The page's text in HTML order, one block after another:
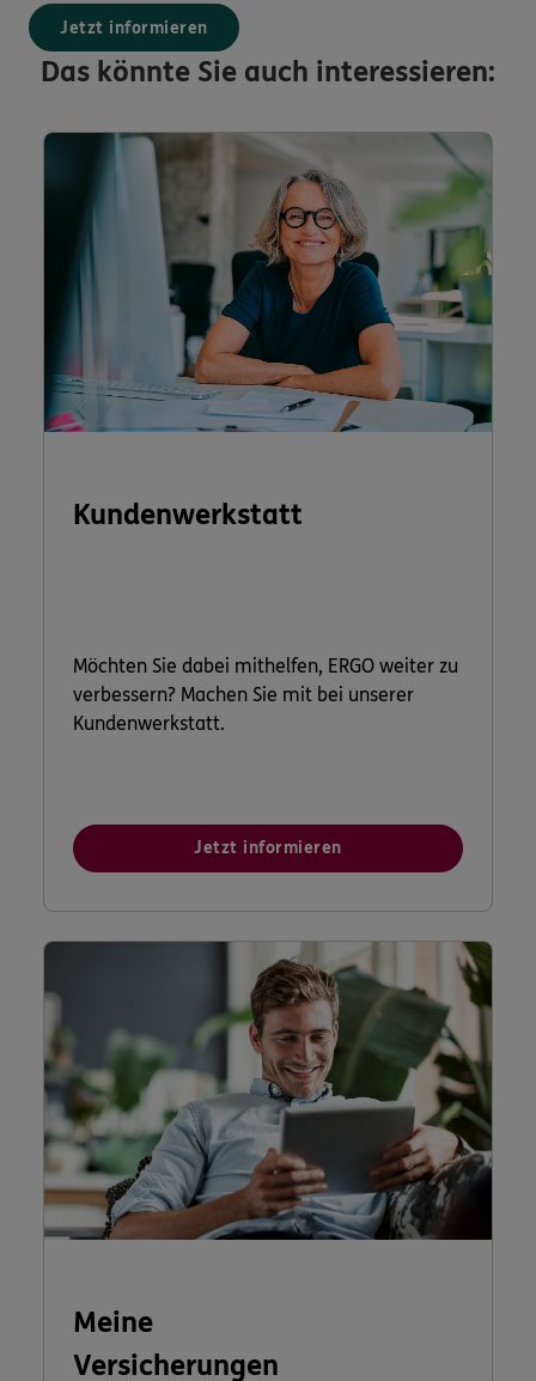
Jetzt informieren
Das könnte Sie auch interessieren:
Kundenwerkstatt
Möchten Sie dabei mithelfen, ERGO weiter zu
verbessern? Machen Sie mit bei unserer
Kundenwerkstatt.
Jetzt informieren
Meine
Versicherungen